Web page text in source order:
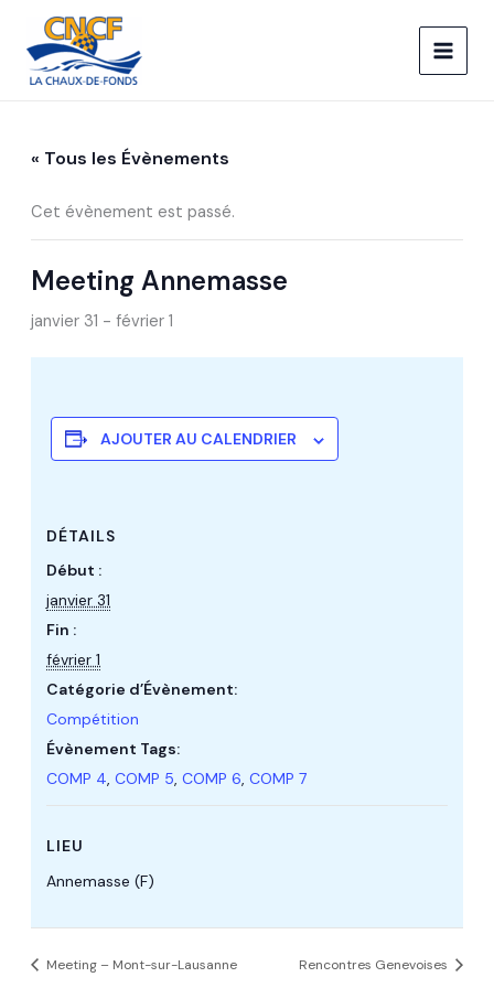
contenu
« Tous les Évènements
Cet évènement est passé.
Meeting Annemasse
janvier 31 - février 1
AJOUTER AU CALENDRIER
DÉTAILS
Début :
janvier 31
Fin :
février 1
Catégorie d’Évènement:
Compétition
Évènement Tags:
COMP 4,COMP 5,COMP 6,COMP 7
LIEU
Annemasse (F)
Meeting – Mont-sur-Lausanne Rencontres Genevoises